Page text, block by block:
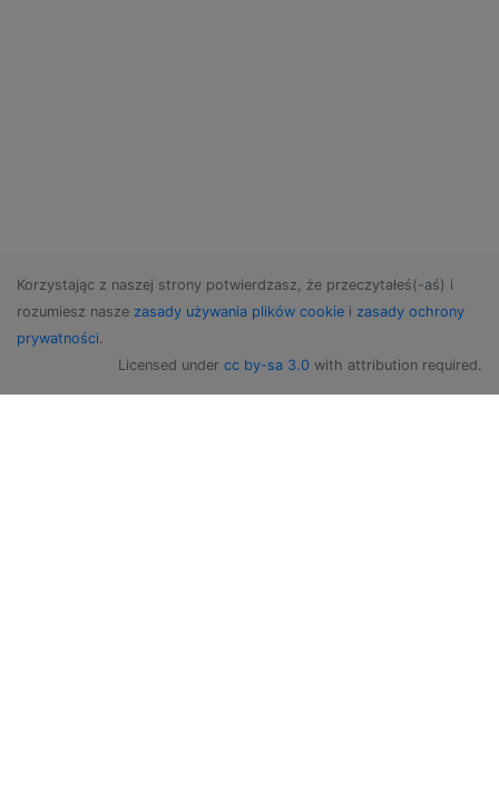
Korzystając z naszej strony potwierdzasz, że przeczytałeś(-aś) i
rozumiesz nasze zasady używania plików cookie i zasady ochrony
prywatności.
Licensed under cc by-sa 3.0 with attribution required.